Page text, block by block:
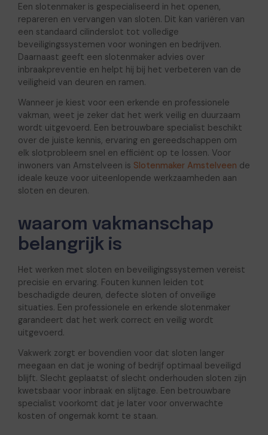
Een slotenmaker is gespecialiseerd in het openen,
repareren en vervangen van sloten. Dit kan variëren van
een standaard cilinderslot tot volledige
beveiligingssystemen voor woningen en bedrijven.
Daarnaast geeft een slotenmaker advies over
inbraakpreventie en helpt hij bij het verbeteren van de
veiligheid van deuren en ramen.
Wanneer je kiest voor een erkende en professionele
vakman, weet je zeker dat het werk veilig en duurzaam
wordt uitgevoerd. Een betrouwbare specialist beschikt
over de juiste kennis, ervaring en gereedschappen om
elk slotprobleem snel en efficiënt op te lossen. Voor
inwoners van Amstelveen is Slotenmaker Amstelveen de
ideale keuze voor uiteenlopende werkzaamheden aan
sloten en deuren.
waarom vakmanschap
belangrijk is
Het werken met sloten en beveiligingssystemen vereist
precisie en ervaring. Fouten kunnen leiden tot
beschadigde deuren, defecte sloten of onveilige
situaties. Een professionele en erkende slotenmaker
garandeert dat het werk correct en veilig wordt
uitgevoerd.
Vakwerk zorgt er bovendien voor dat sloten langer
meegaan en dat je woning of bedrijf optimaal beveiligd
blijft. Slecht geplaatst of slecht onderhouden sloten zijn
kwetsbaar voor inbraak en slijtage. Een betrouwbare
specialist voorkomt dat je later voor onverwachte
kosten of ongemak komt te staan.